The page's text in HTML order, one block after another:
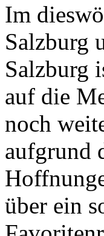
Im
Salzburg
Salzburg
auf die
noch
aufgrund
über ein